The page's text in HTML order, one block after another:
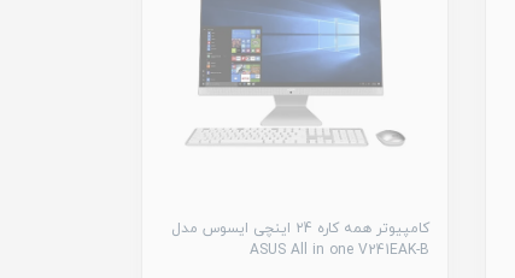
کامپیوتر همه کاره ۲4 اینچی ایسوس مدل
ASUS All in one V241EAK-B